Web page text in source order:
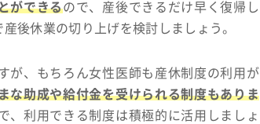
ができるので、産後できるだけ早く復帰し
後休業の切り上げを検討しましょう。
が、もちろん女性医師も産休制度の利用が
な助成や給付金を受けられる制度もありま
、利用できる制度は積極的に活用しましょ